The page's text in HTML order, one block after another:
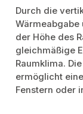
Durch die
Wärmeabgabe
der Höhe des
gleichmäßige
Raumklima.
ermöglicht
Fenstern oder